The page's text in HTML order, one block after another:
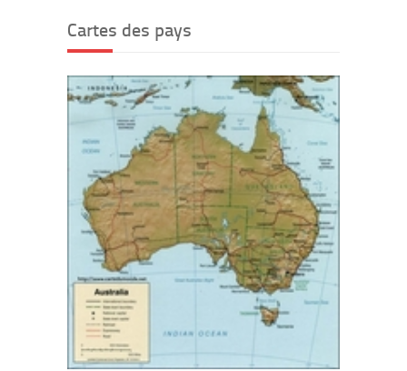
Cartes des pays